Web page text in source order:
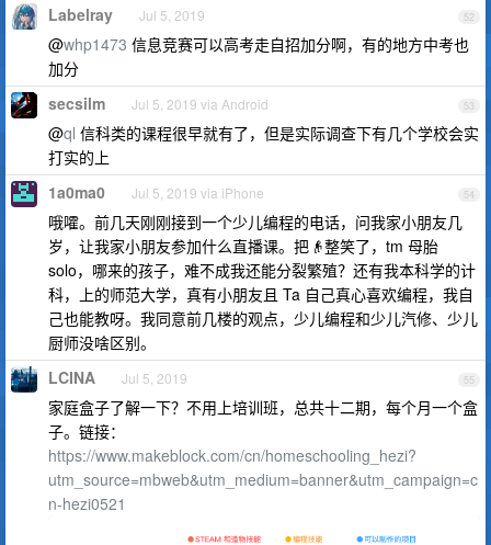
52
Labelray Jul 5, 2019
@whp1473 信息竞赛可以高考走自招加分啊，有的地方中考也
加分
53
secsilm Jul 5, 2019 via Android
@ql 信科类的课程很早就有了，但是实际调查下有几个学校会实
打实的上
54
1a0ma0 Jul 5, 2019 via iPhone
哦嚯。前几天刚刚接到一个少儿编程的电话，问我家小朋友几
岁，让我家小朋友参加什么直播课。把👴整笑了，tm 母胎
solo，哪来的孩子，难不成我还能分裂繁殖？还有我本科学的计
科，上的师范大学，真有小朋友且 Ta 自己真心喜欢编程，我自
己也能教呀。我同意前几楼的观点，少儿编程和少儿汽修、少儿
厨师没啥区别。
55
LCINA Jul 5, 2019
家庭盒子了解一下？不用上培训班，总共十二期，每个月一个盒
子。链接：
https://www.makeblock.com/cn/homeschooling_hezi?
utm_source=mbweb&utm_medium=banner&utm_campaign=c
n-hezi0521